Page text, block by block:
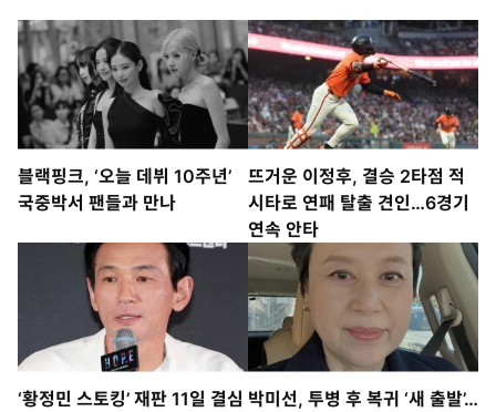
블랙핑크, ‘오늘 데뷔 10주년’
국중박서 팬들과 만나
뜨거운 이정후, 결승 2타점 적
시타로 연패 탈출 견인…6경기
연속 안타
‘황정민 스토킹’ 재판 11일 결심 박미선, 투병 후 복귀 ‘새 출발’…